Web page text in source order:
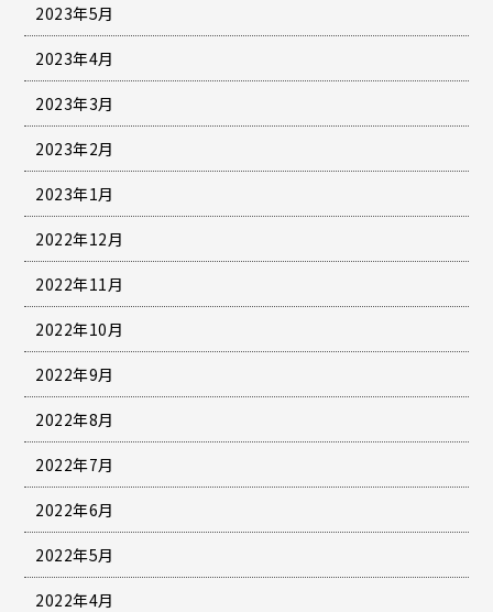
2023年5月
2023年4月
2023年3月
2023年2月
2023年1月
2022年12月
2022年11月
2022年10月
2022年9月
2022年8月
2022年7月
2022年6月
2022年5月
2022年4月